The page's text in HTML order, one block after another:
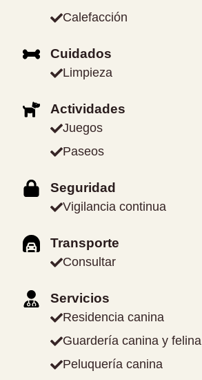
Calefacción
Cuidados
Limpieza
Actividades
Juegos
Paseos
Seguridad
Vigilancia continua
Transporte
Consultar
Servicios
Residencia canina
Guardería canina y felina
Peluquería canina